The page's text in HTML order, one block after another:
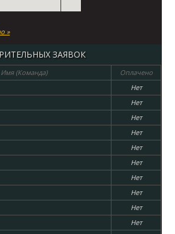
»
ЗАЯВОК
Имя (Команда)
Оплачено
Нет
Нет
Нет
Нет
Нет
Нет
Нет
Нет
Нет
Нет